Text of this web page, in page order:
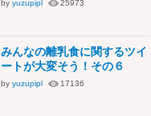
by yuzupipl 25973
みんなの離乳食に関するツイ
ートが大変そう！その６
by yuzupipl 17136